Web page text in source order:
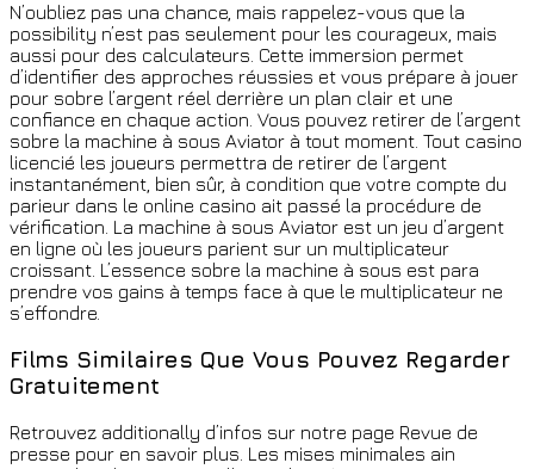
N’oubliez pas una chance, mais rappelez-vous que la
possibility n’est pas seulement pour les courageux, mais
aussi pour des calculateurs. Cette immersion permet
d’identifier des approches réussies et vous prépare à jouer
pour sobre l’argent réel derrière un plan clair et une
confiance en chaque action. Vous pouvez retirer de l’argent
sobre la machine à sous Aviator à tout moment. Tout casino
licencié les joueurs permettra de retirer de l’argent
instantanément, bien sûr, à condition que votre compte du
parieur dans le online casino ait passé la procédure de
vérification. La machine à sous Aviator est un jeu d’argent
en ligne où les joueurs parient sur un multiplicateur
croissant. L’essence sobre la machine à sous est para
prendre vos gains à temps face à que le multiplicateur ne
s’effondre.
Films Similaires Que Vous Pouvez Regarder
Gratuitement
Retrouvez additionally d’infos sur notre page Revue de
presse pour en savoir plus. Les mises minimales ain